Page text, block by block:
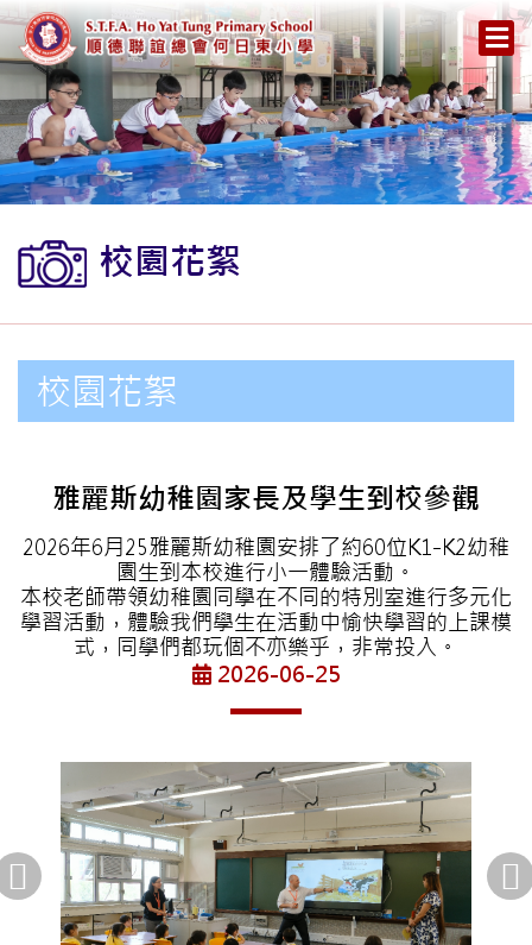
校園花絮
校園花絮
雅麗斯幼稚園家長及學生到校參觀
2026年6月25雅麗斯幼稚園安排了約60位K1-K2幼稚
園生到本校進行小一體驗活動。
本校老師帶領幼稚園同學在不同的特別室進行多元化
學習活動，體驗我們學生在活動中愉快學習的上課模
式，同學們都玩個不亦樂乎，非常投入。
2026-06-25